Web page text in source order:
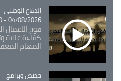
Catégorie
الدفاع الوطني
04/08/2026 - 12:10
فوج الأعمال
كفاءة عالية
المهام
Catégorie
حصص وبرامج